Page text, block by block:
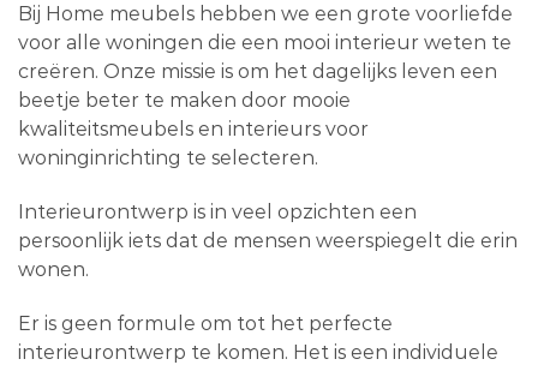
Bij Home meubels hebben we een grote voorliefde
voor alle woningen die een mooi interieur weten te
creëren. Onze missie is om het dagelijks leven een
beetje beter te maken door mooie
kwaliteitsmeubels en interieurs voor
woninginrichting te selecteren.
Interieurontwerp is in veel opzichten een
persoonlijk iets dat de mensen weerspiegelt die erin
wonen.
Er is geen formule om tot het perfecte
interieurontwerp te komen. Het is een individuele